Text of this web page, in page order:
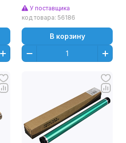
CMY, 120000 стр.,
CET7116
У поставщика
код товара: 56186
В корзину